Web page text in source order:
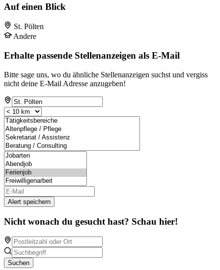
Auf einen Blick
St. Pölten
Andere
Erhalte passende Stellenanzeigen als E-Mail
Bitte sage uns, wo du ähnliche Stellenanzeigen suchst und vergiss
nicht deine E-Mail Adresse anzugeben!
Alert speichern
Nicht wonach du gesucht hast? Schau hier!
Suchen